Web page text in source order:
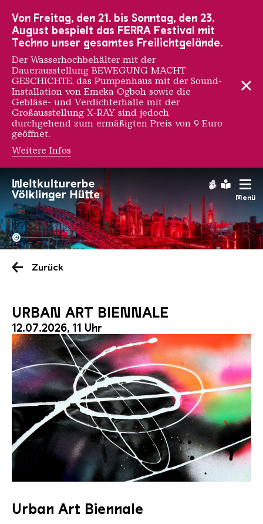
Menü
Hochofengruppe in Rot
Copyright:
©
Zurück
URBAN ART BIENNALE
12.07.2026, 11 Uhr
12 Streetecture 8
Urban Art Biennale
Von Freitag, den 21. bis Sonntag, den 23.
August bespielt das FERRA Festival mit
Techno unser gesamtes Freilichtgelände.
Der Wasserhochbehälter mit der
Dauerausstellung BEWEGUNG MACHT
GESCHICHTE, das Pumpenhaus mit der Sound-
Installation von Emeka Ogboh sowie die
Gebläse- und Verdichterhalle mit der
Großausstellung X-RAY sind jedoch
durchgehend zum ermäßigten Preis von 9 Euro
geöffnet.
Weitere Infos